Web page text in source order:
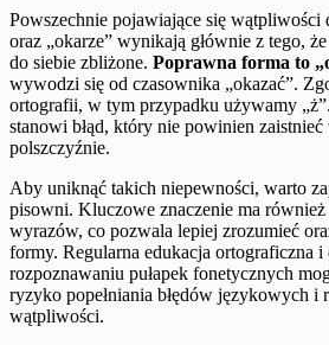
Powszechnie pojawiające się wątpliwości
oraz „okarze” wynikają głównie z tego,
do siebie zbliżone. Poprawna forma to
wywodzi się od czasownika „okazać”.
ortografii, w tym przypadku używamy
stanowi błąd, który nie powinien
polszczyźnie.
Aby uniknąć takich niepewności, warto
pisowni. Kluczowe znaczenie ma
wyrazów, co pozwala lepiej zrozumieć
formy. Regularna edukacja ortograficzna
rozpoznawaniu pułapek fonetycznych
ryzyko popełniania błędów językowych i
wątpliwości.